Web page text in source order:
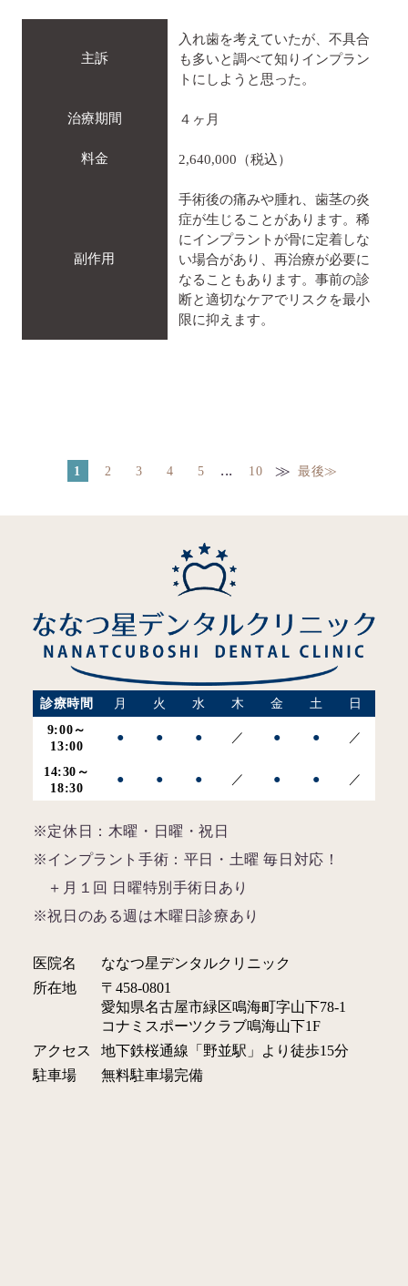
主訴
入れ歯を考えていたが、不具合
も多いと調べて知りインプラン
トにしようと思った。
治療期間 ４ヶ月
料金 2,640,000（税込）
副作用
手術後の痛みや腫れ、歯茎の炎
症が生じることがあります。稀
にインプラントが骨に定着しな
い場合があり、再治療が必要に
なることもあります。事前の診
断と適切なケアでリスクを最小
限に抑えます。
1 2 3 4 5 ... 10 ≫ 最後≫
診療時間 月 火 水 木 金 土
日
9:00～
13:00
● ● ● ／ ● ● ／
14:30～
18:30
● ● ● ／ ● ● ／
※定休日：木曜・日曜・祝日
※インプラント手術：平日・土曜 毎日対応！
＋月１回 日曜特別手術日あり
※祝日のある週は木曜日診療あり
医院名
ななつ星デンタルクリニック
所在地
〒458-0801
愛知県名古屋市緑区鳴海町字山下78-1
コナミスポーツクラブ鳴海山下1F
アクセス
地下鉄桜通線「野並駅」より徒歩15分
駐車場
無料駐車場完備